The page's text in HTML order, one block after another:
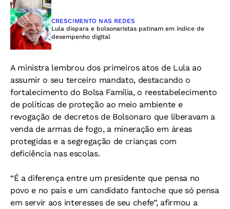
CRESCIMENTO NAS REDES
Lula dispara e bolsonaristas patinam em índice de
desempenho digital
A ministra lembrou dos primeiros atos de Lula ao
assumir o seu terceiro mandato, destacando o
fortalecimento do Bolsa Família, o reestabelecimento
de políticas de proteção ao meio ambiente e
revogação de decretos de Bolsonaro que liberavam a
venda de armas de fogo, a mineração em áreas
protegidas e a segregação de crianças com
deficiência nas escolas.
“É a diferença entre um presidente que pensa no
povo e no país e um candidato fantoche que só pensa
em servir aos interesses de seu chefe”, afirmou a